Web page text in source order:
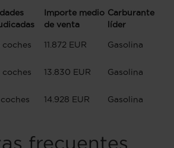
Importe medio
de venta
Carburante
líder
coches 11.872 EUR Gasolina
coches 13.830 EUR Gasolina
coches 14.928 EUR Gasolina
frecuentes